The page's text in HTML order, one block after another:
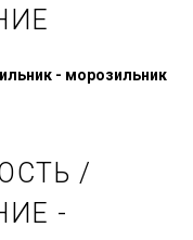
- морозильник
/
-